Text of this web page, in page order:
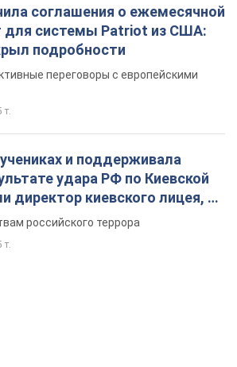
российского террора
т.